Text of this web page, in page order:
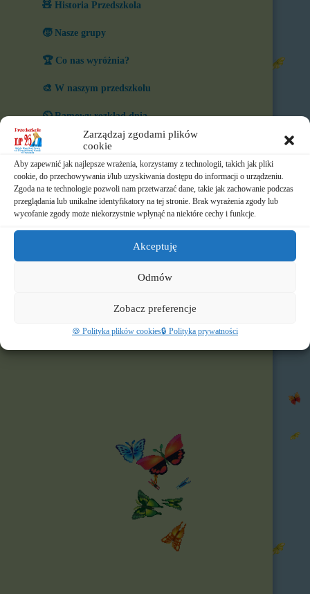
Zarządzaj zgodami plików
cookie
Aby zapewnić jak najlepsze wrażenia, korzystamy z technologii, takich jak pliki
cookie, do przechowywania i/lub uzyskiwania dostępu do informacji o urządzeniu.
Zgoda na te technologie pozwoli nam przetwarzać dane, takie jak zachowanie podczas
przeglądania lub unikalne identyfikatory na tej stronie. Brak wyrażenia zgody lub
wycofanie zgody może niekorzystnie wpłynąć na niektóre cechy i funkcje.
Akceptuję
Odmów
Zobacz preferencje
🍪 Polityka plików cookies🔒 Polityka prywatności
🧸 Historia Przedszkola
🧒 Nasze grupy
🏆 Co nas wyróżnia?
🎨 W naszym przedszkolu
⏲️ Ramowy rozkład dnia
📃 Dokumenty
⛪ Historia Zgromadzenia
📧 Kontakt